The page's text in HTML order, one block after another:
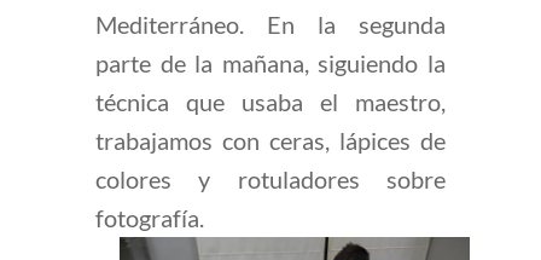
Mediterráneo. En la segunda
parte de la mañana, siguiendo la
técnica que usaba el maestro,
trabajamos con ceras, lápices de
colores y rotuladores sobre
fotografía.